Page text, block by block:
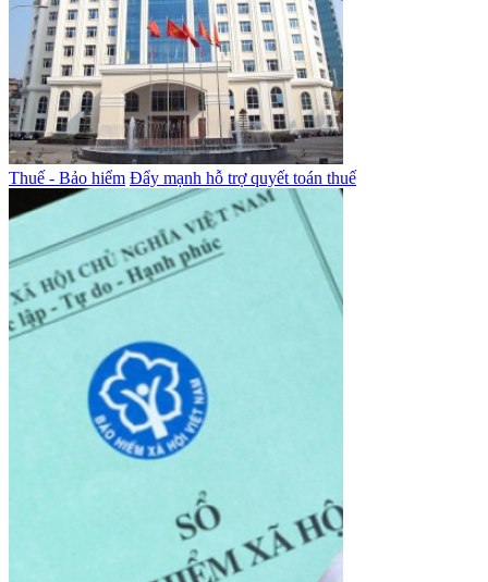
Thuế - Bảo hiểm Đẩy mạnh hỗ trợ quyết toán thuế